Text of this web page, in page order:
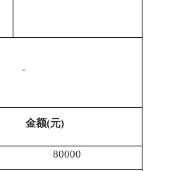
-
金额(元)
80000